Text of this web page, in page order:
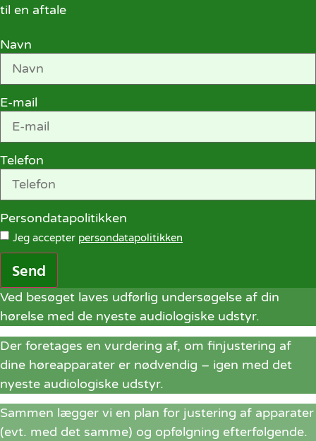
til en aftale
Navn
E-mail
Telefon
Persondatapolitikken
Jeg accepter persondatapolitikken
Send
Ved besøget laves udførlig undersøgelse af din
hørelse med de nyeste audiologiske udstyr.
Der foretages en vurdering af, om finjustering af
dine høreapparater er nødvendig – igen med det
nyeste audiologiske udstyr.
Sammen lægger vi en plan for justering af apparater
(evt. med det samme) og opfølgning efterfølgende.